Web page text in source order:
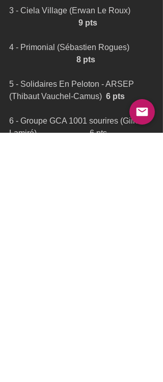
3 - Ciela Village (Erwan Le Roux)
9 pts
4 - Primonial (Sébastien Rogues)
8 pts
5 - Solidaires En Peloton - ARSEP
(Thibaut Vauchel-Camus) 6 pts
6 - Groupe GCA 1001 sourires (Gilles
Lamiré)                          6 pts